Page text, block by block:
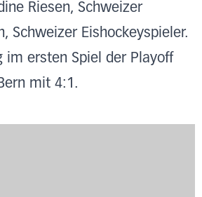
Riesen, Schweizer
Schweizer Eishockeyspieler.
im ersten Spiel der Playoff
mit 4:1.